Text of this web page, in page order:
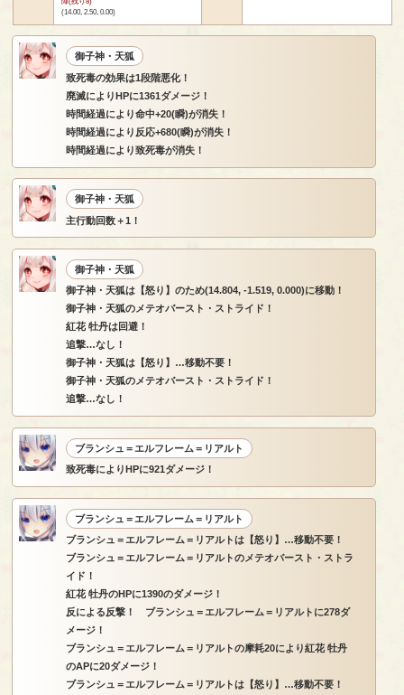
(14.00, 2.50, 0.00)
御子神・天狐
致死毒の効果は1段階悪化！
廃滅によりHPに1361ダメージ！
時間経過により命中+20(瞬)が消失！
時間経過により反応+680(瞬)が消失！
時間経過により致死毒が消失！
御子神・天狐
主行動回数＋1！
御子神・天狐
御子神・天狐は【怒り】のため(14.804, -1.519, 0.000)に移動！
御子神・天狐のメテオバースト・ストライド！
紅花 牡丹は回避！
追撃…なし！
御子神・天狐は【怒り】…移動不要！
御子神・天狐のメテオバースト・ストライド！
追撃…なし！
ブランシュ＝エルフレーム＝リアルト
致死毒によりHPに921ダメージ！
ブランシュ＝エルフレーム＝リアルト
ブランシュ＝エルフレーム＝リアルトは【怒り】…移動不要！
ブランシュ＝エルフレーム＝リアルトのメテオバースト・ストラ
イド！
紅花 牡丹のHPに1390のダメージ！
反による反撃！ ブランシュ＝エルフレーム＝リアルトに278ダ
メージ！
ブランシュ＝エルフレーム＝リアルトの摩耗20により紅花 牡丹
のAPに20ダメージ！
ブランシュ＝エルフレーム＝リアルトは【怒り】…移動不要！